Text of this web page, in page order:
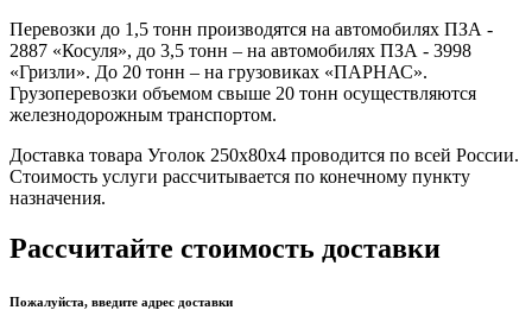
Перевозки до 1,5 тонн производятся на автомобилях ПЗА -
2887 «Косуля», до 3,5 тонн – на автомобилях ПЗА - 3998
«Гризли». До 20 тонн – на грузовиках «ПАРНАС».
Грузоперевозки объемом свыше 20 тонн осуществляются
железнодорожным транспортом.
Доставка товара Уголок 250х80х4 проводится по всей России.
Стоимость услуги рассчитывается по конечному пункту
назначения.
Рассчитайте стоимость доставки
Пожалуйста, введите адрес доставки